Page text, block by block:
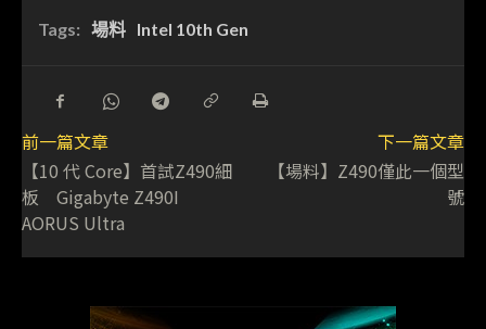
Tags: 場料 Intel 10th Gen
前一篇文章
【10 代 Core】首試Z490細
板 Gigabyte Z490I
AORUS Ultra
下一篇文章
【場料】Z490僅此一個型
號